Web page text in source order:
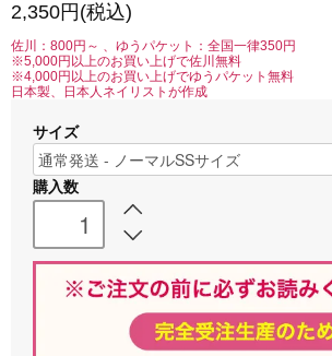
2,350円(税込)
佐川：800円～ 、ゆうパケット：全国一律350円
※5,000円以上のお買い上げで佐川無料
※4,000円以上のお買い上げでゆうパケット無料
日本製、日本人ネイリストが作成
サイズ
購入数